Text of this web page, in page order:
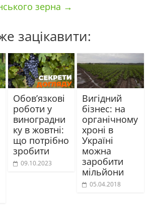
зерна →
зацікавити:
Обов’язкові
роботи у
виноградни
ку в жовтні:
що потрібно
зробити
09.10.2023
Вигідний
бізнес: на
органічному
хроні в
Україні
можна
заробити
мільйони
05.04.2018